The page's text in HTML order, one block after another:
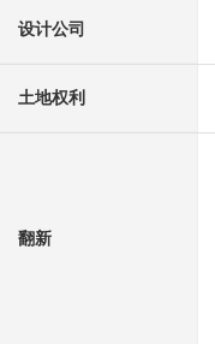
设计公司
土地权利
翻新